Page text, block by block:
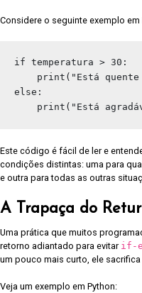
Considere o seguinte exemplo em
if temperatura > 30:
print("Está quente
else:
Este código é fácil de ler e
condições distintas: uma para
e outra para todas as outras
A Trapaça do
Uma prática que muitos
retorno adiantado para evitar if-
um pouco mais curto, ele
Veja um exemplo em Python: